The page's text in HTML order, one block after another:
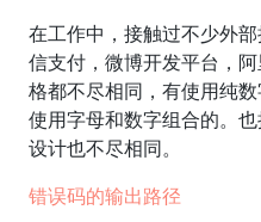
在工作中，接触过不少外
信支付，微博开发平台，
格都不尽相同，有使用纯
使用字母和数字组合的。
设计也不尽相同。
错误码的输出路径